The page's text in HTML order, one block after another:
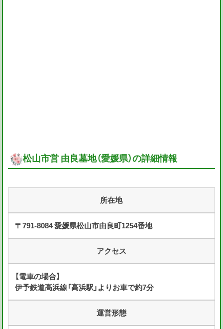
松山市営 由良墓地（愛媛県）の詳細情報
所在地
〒791-8084 愛媛県松山市由良町1254番地
アクセス
【電車の場合】
伊予鉄道高浜線「高浜駅」よりお車で約7分
運営形態